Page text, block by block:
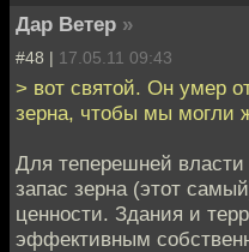
Дар Ветер »
#48 | 17.05.11 09:43
> вот святой. Он умер
зерна, чтобы мы могли
Для теперешней
запас зерна (этот
ценности. Здания и
эффективным